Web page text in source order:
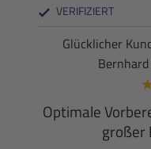
VERIFIZIERT
Glücklicher
Optimale
großer